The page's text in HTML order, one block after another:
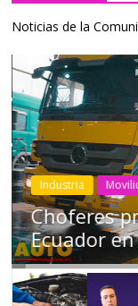
Noticias de la
Industria
Choferes
Ecuador